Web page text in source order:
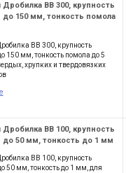
BB 300, крупность
до 150 мм, тонкость помола
BB 300, крупность
150 мм, тонкость помола до 5
хрупких и твердовязких
ВВ 100, крупность
до 50 мм, тонкость до 1 мм
ВВ 100, крупность
50 мм, тонкость до 1 мм, для